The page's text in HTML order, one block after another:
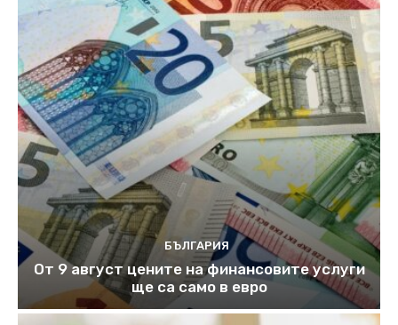
БЪЛГАРИЯ
От 9 август цените на финансовите услуги
ще са само в евро